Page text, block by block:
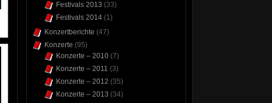
Festivals 2013 (33)
Festivals 2014 (1)
Konzertberichte (47)
Konzerte (95)
Konzerte – 2010 (7)
Konzerte – 2011 (3)
Konzerte – 2012 (35)
Konzerte – 2013 (34)